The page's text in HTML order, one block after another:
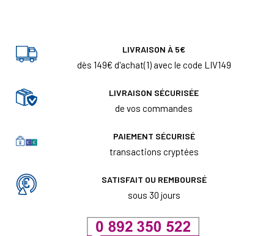
LIVRAISON À 5€
dès 149€ d'achat(1) avec le code LIV149
LIVRAISON SÉCURISÉE
de vos commandes
PAIEMENT SÉCURISÉ
transactions cryptées
SATISFAIT OU REMBOURSÉ
sous 30 jours